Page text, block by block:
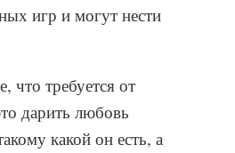
игр и могут нести
что требуется от
дарить любовь
какой он есть, а